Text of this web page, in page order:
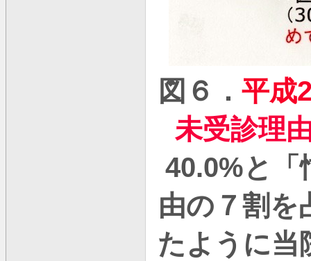
図６． 平成
未受診理
40.0%と「
由の７割を
たように当